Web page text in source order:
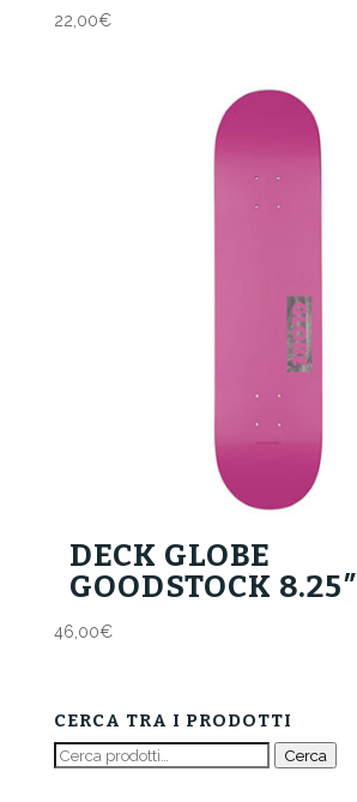
22,00€
DECK GLOBE
GOODSTOCK 8.25″
46,00€
CERCA TRA I PRODOTTI
Cerca: Cerca